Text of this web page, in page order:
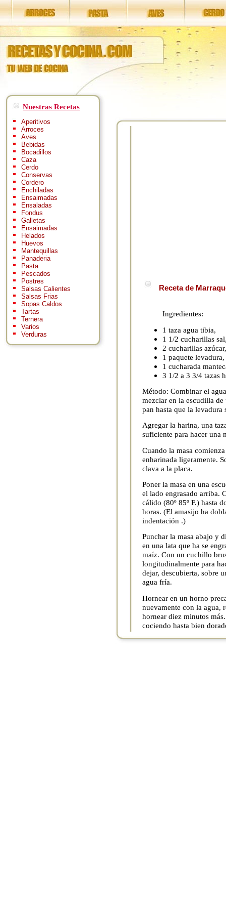
Nuestras Recetas
Aperitivos
Arroces
Aves
Bebidas
Bocadillos
Caza
Cerdo
Conservas
Cordero
Enchiladas
Ensaimadas
Ensaladas
Fondus
Galletas
Ensaimadas
Helados
Huevos
Mantequillas
Panaderia
Pasta
Pescados
Postres
Salsas Calientes
Salsas Frias
Sopas Caldos
Tartas
Ternera
Varios
Verduras
Receta de
Ingredientes:
1 taza agua tibia,
1 1/2 cucharillas
2 cucharillas azúcar,
1 paquete levadura,
1 cucharada
3 1/2 a 3 3/4 tazas
Método: Combinar el
mezclar en la escudilla
pan hasta que la
Agregar la harina, una
suficiente para hacer una
Cuando la masa
enharinada ligeramente.
clava a la placa.
Poner la masa en una
el lado engrasado arriba.
cálido (80º 85º F.) hasta
horas. (El amasijo ha
indentación .)
Punchar la masa abajo y
en una lata que ha se
maíz. Con un cuchillo
longitudinalmente para
dejar, descubierta, sobre
agua fría.
Hornear en un horno
nuevamente con la agua,
hornear diez minutos
cociendo hasta bien